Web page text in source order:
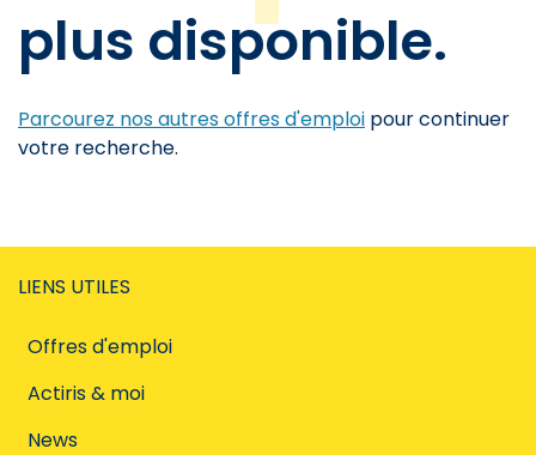
plus disponible.
Parcourez nos autres offres d'emploi pour continuer
votre recherche.
LIENS UTILES
Offres d'emploi
Actiris & moi
News